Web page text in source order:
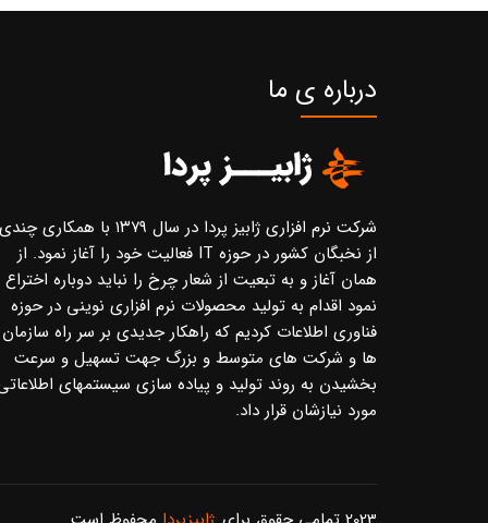
درباره ی ما
شرکت نرم افزاری ژابیز پردا در سال ۱۳۷۹ با همکاری چندی
از نخبگان کشور در حوزه IT فعالیت خود را آغاز نمود. از
همان آغاز و به تبعیت از شعار چرخ را نباید دوباره اختراع
نمود اقدام به تولید محصولات نرم افزاری نوینی در حوزه
فناوری اطلاعات کردیم که راهکار جدیدی بر سر راه سازمان
ها و شرکت های متوسط و بزرگ جهت تسهیل و سرعت
بخشیدن به روند تولید و پیاده سازی سیستمهای
مورد نیازشان قرار داد.